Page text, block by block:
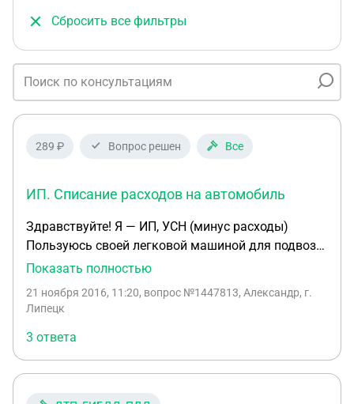
Сбросить все фильтры
289 ₽ Вопрос решен Все
ИП. Списание расходов на автомобиль
Здравствуйте! Я — ИП, УСН (минус расходы)
Пользуюсь своей легковой машиной для подвоза
товара. Могу ли списывать расходы на заправку
каком основании. Спасибо!
Показать полностью
21 ноября 2016, 11:20, вопрос №1447813, Александр, г.
Липецк
3 ответа